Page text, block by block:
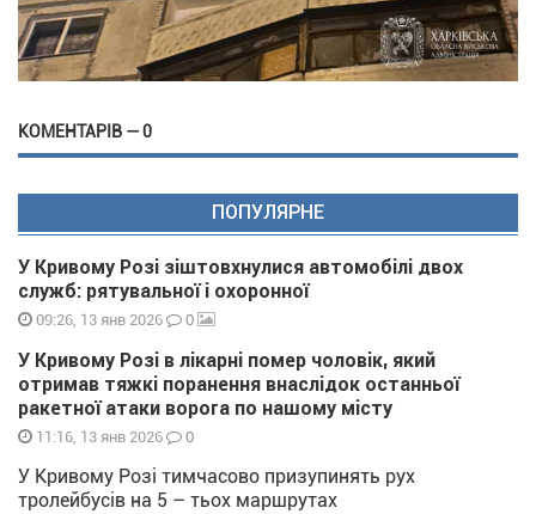
КОМЕНТАРІВ — 0
ПОПУЛЯРНЕ
У Кривому Розі зіштовхнулися автомобілі двох
служб: рятувальної і охоронної
09:26, 13 янв 2026 0
У Кривому Розі в лікарні помер чоловік, який
отримав тяжкі поранення внаслідок останньої
ракетної атаки ворога по нашому місту
11:16, 13 янв 2026 0
У Кривому Розі тимчасово призупинять рух
тролейбусів на 5 – тьох маршрутах